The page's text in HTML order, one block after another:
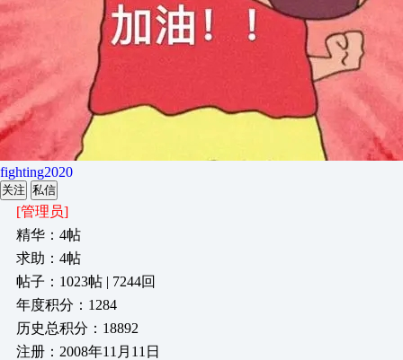
fighting2020
关注 私信
[管理员]
精华：4帖
求助：4帖
帖子：1023帖 | 7244回
年度积分：1284
历史总积分：18892
注册：2008年11月11日